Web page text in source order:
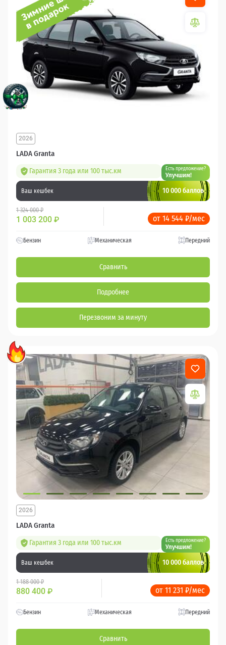
LADA Granta
2026
Гарантия 3 года или 100 тыс.км Есть предложение?
Улучшим!
Ваш кешбек 10 000 баллов
1 324 000 ₽
1 003 200 ₽ от 14 544 ₽/мес
Бензин Механическая Передний
Сравнить
Подробнее
Перезвоним за минуту
LADA Granta
2026
Гарантия 3 года или 100 тыс.км Есть предложение?
Улучшим!
Ваш кешбек 10 000 баллов
1 188 000 ₽
880 400 ₽ от 11 231 ₽/мес
Бензин Механическая Передний
Сравнить